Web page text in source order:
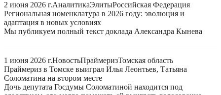
2 июня 2026 г.АналитикаЭлитыРоссийская Федерация
Региональная номенклатура в 2026 году: эволюция и
адаптация в новых условиях
Мы публикуем полный текст доклада Александра Кынева
1 июня 2026 г.НовостьПраймеризТомская область
Праймериз в Томске выиграл Илья Леонтьев, Татьяна
Соломатина на втором месте
Дочь депутата Госдумы Соломатиной находится под